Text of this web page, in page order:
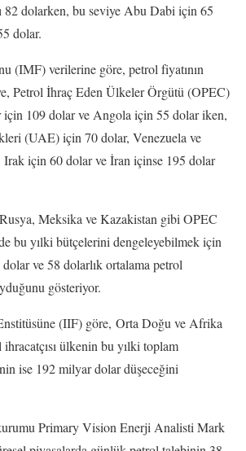
82 dolarken, bu seviye Abu Dabi için 65
dolar.
(IMF) verilerine göre, petrol fiyatının
Petrol İhraç Eden Ülkeler Örgütü (OPEC)
109 dolar ve Angola için 55 dolar iken,
(UAE) için 70 dolar, Venezuela ve
için 60 dolar ve İran içinse 195 dolar
Meksika ve Kazakistan gibi OPEC
bu yılki bütçelerini dengeleyebilmek için
dolar ve 58 dolarlık ortalama petrol
gösteriyor.
(IIF) göre, Orta Doğu ve Afrika
ülkenin bu yılki toplam
ise 192 milyar dolar düşeceğini
Primary Vision Enerji Analisti Mark